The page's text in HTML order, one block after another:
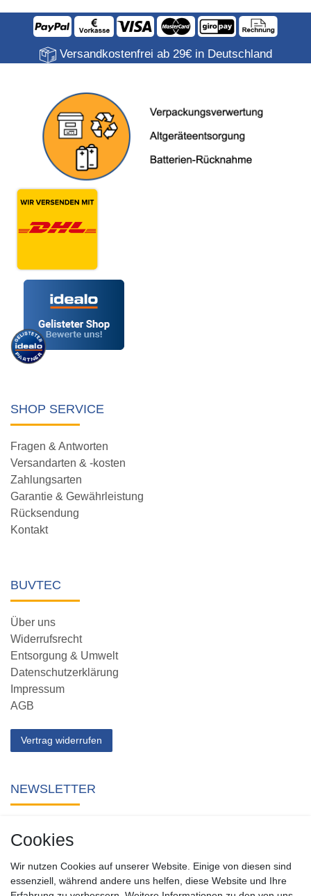
Versandkostenfrei ab 29€ in Deutschland
SHOP SERVICE
Fragen & Antworten
Versandarten & -kosten
Zahlungsarten
Garantie & Gewährleistung
Rücksendung
Kontakt
BUVTEC
Über uns
Widerrufsrecht
Entsorgung & Umwelt
Datenschutzerklärung
Impressum
AGB
Vertrag widerrufen
NEWSLETTER
Sie keine Neuigkeit oder Aktion aus unserem Shop.
Zum Newsletter anmelden
Cookies
Wir nutzen Cookies auf unserer Website. Einige von diesen sind
essenziell, während andere uns helfen, diese Website und Ihre